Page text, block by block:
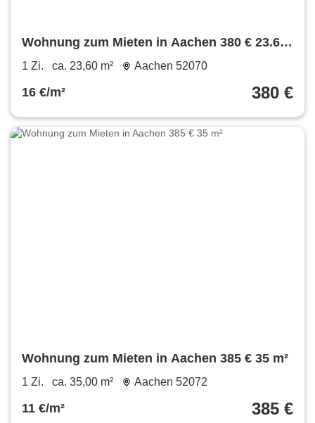
Wohnung zum Mieten in Aachen 380 € 23.6
m²
1 Zi. ca. 23,60 m² Aachen 52070
16 €/m² 380 €
Wohnung zum Mieten in Aachen 385 € 35 m²
1 Zi. ca. 35,00 m² Aachen 52072
11 €/m² 385 €